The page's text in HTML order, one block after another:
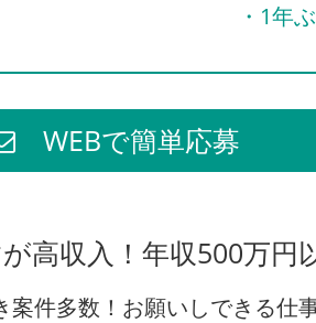
・1年
WEBで簡単応募
高収入！年収500万円
案件多数！お願いしできる仕